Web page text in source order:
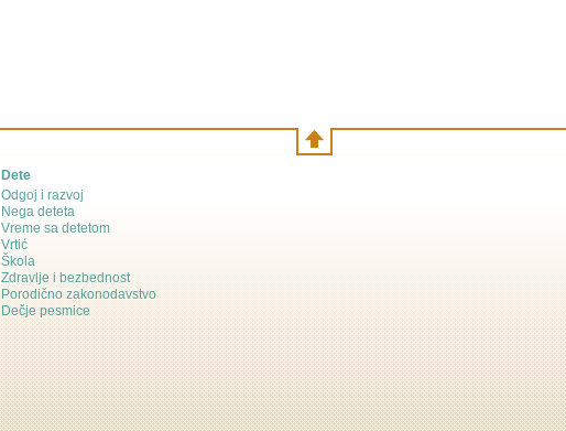
Dete
Odgoj i razvoj
Nega deteta
Vreme sa detetom
Vrtić
Škola
Zdravlje i bezbednost
Porodično zakonodavstvo
Dečje pesmice